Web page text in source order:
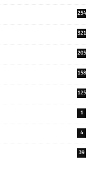
254
321
205
158
125
1
4
39